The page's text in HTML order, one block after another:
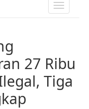
TOGGLE
27 Ribu
Tiga